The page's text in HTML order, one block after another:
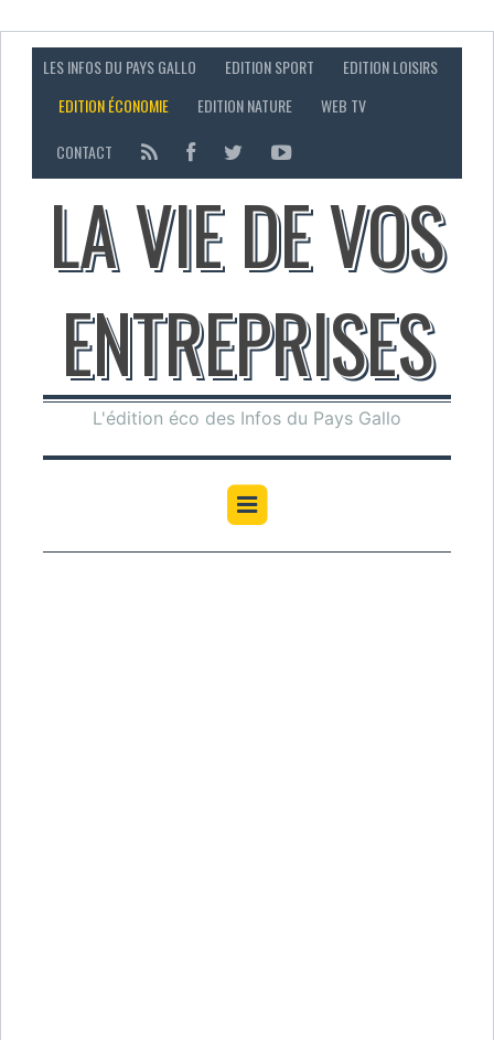
LES INFOS DU PAYS GALLO EDITION SPORT
EDITION LOISIRS
EDITION ÉCONOMIE
EDITION NATURE
WEB TV
CONTACT
LA VIE DE VOS
ENTREPRISES
L'édition éco des Infos du Pays Gallo